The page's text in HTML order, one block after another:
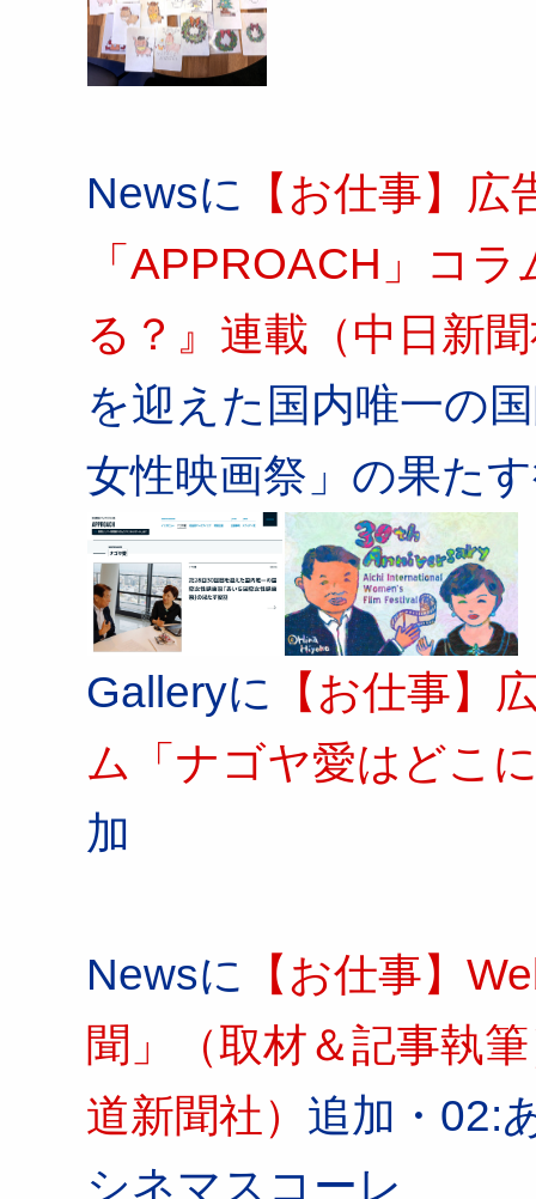
Newsに 【お仕事】
「APPROACH」コ
る？』連載（中日新
を迎えた国内唯一の
女性映画祭」の果た
Galleryに 【お仕事】
ム「ナゴヤ愛はどこ
加
Newsに 【お仕事】
聞」（取材＆記事執
道新聞社） 追加・02:
シネマスコーレ